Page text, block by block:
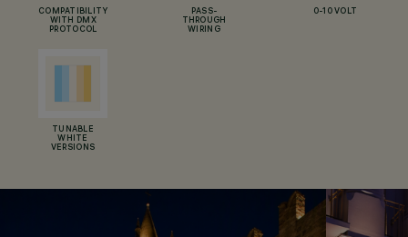
COMPATIBILITY
WITH DMX
PROTOCOL
PASS-
THROUGH
WIRING
0-10 VOLT
TUNABLE
WHITE
VERSIONS